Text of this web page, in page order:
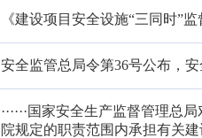
《建设项目安全设施“三同时”
安全监管总局令第36号公布，
······国家安全生产监督管理
院规定的职责范围内承担有关